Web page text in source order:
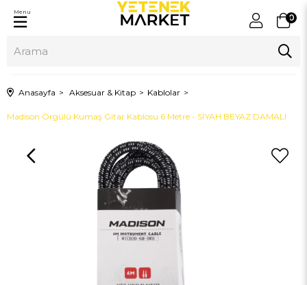
0
Menu
Anasayfa Aksesuar & Kitap Kablolar
Madison Örgülü Kumaş Gitar Kablosu 6 Metre - SİYAH BEYAZ DAMALI